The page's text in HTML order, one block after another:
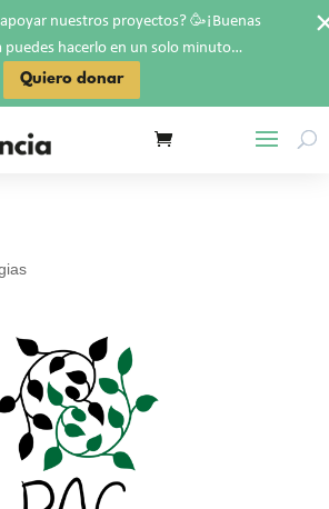
apoyar nuestros proyectos? 🥳¡Buenas
puedes hacerlo en un solo minuto…
Quiero donar